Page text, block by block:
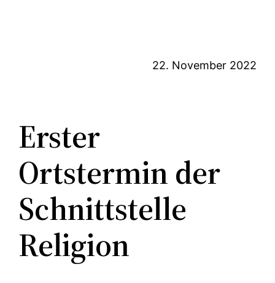
22. November 2022
Erster
Ortstermin der
Schnittstelle
Religion